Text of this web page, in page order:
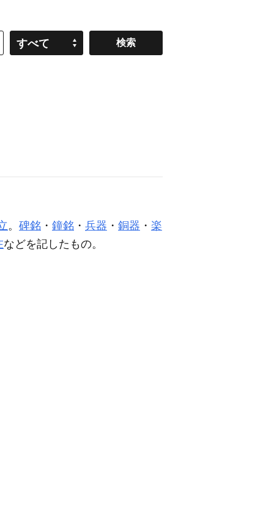
すべて
。 碑銘 ・ 鐘銘 ・ 兵器 ・ 銅器 ・ 楽
などを記したもの。